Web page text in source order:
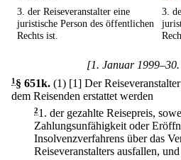
3. der Reiseveranstalter eine
juristische Person des öffentlichen
Rechts ist.
3.
[1. Januar
1§ 651k. (1) [1] Der
dem Reisenden erstattet werden
21. der gezahlte Reisepreis,
Zahlungsunfähigkeit oder
Insolvenzverfahrens über das
Reiseveranstalters ausfallen, und